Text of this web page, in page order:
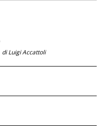
di Luigi Accattoli